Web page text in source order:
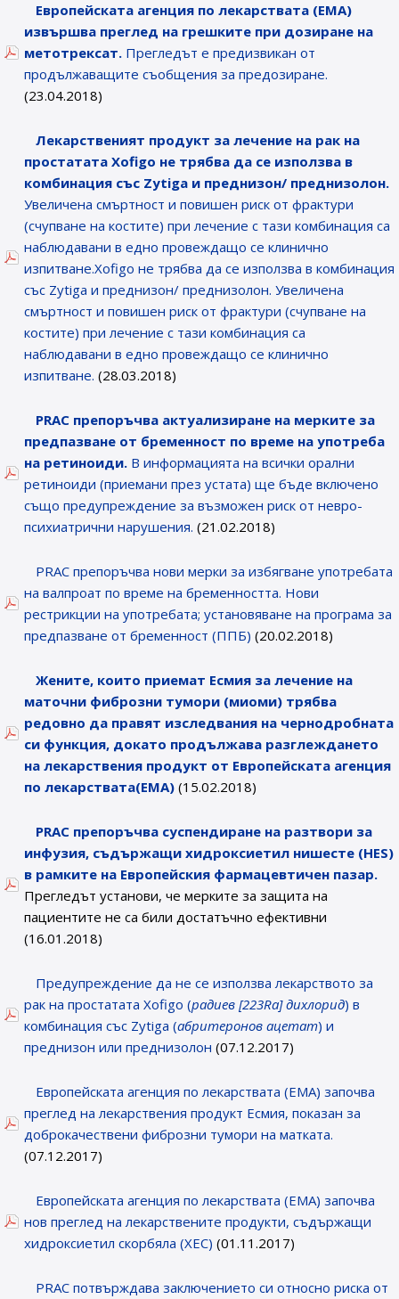
Eвропейската агенция по лекарствата (ЕМА)
извършва преглед на грешките при дозиране на
метотрексат. Прегледът е предизвикан от
продължаващите съобщения за предозиране.
(23.04.2018)
Лекарственият продукт за лечение на рак на
простатата Xofigo не трябва да се използва в
комбинация със Zytiga и преднизон/ преднизолон.
Увеличена смъртност и повишен риск от фрактури
(счупване на костите) при лечение с тази комбинация са
наблюдавани в едно провеждащо се клинично
изпитване.Xofigo не трябва да се използва в комбинация
със Zytiga и преднизон/ преднизолон. Увеличена
смъртност и повишен риск от фрактури (счупване на
костите) при лечение с тази комбинация са
наблюдавани в едно провеждащо се клинично
изпитване. (28.03.2018)
PRAC препоръчва актуализиране на мерките за
предпазване от бременност по време на употреба
на ретиноиди. В информацията на всички орални
ретиноиди (приемани през устата) ще бъде включено
също предупреждение за възможен риск от невро-
психиатрични нарушения. (21.02.2018)
PRAC препоръчва нови мерки за избягване употребата
на валпроат по време на бременността. Нови
рестрикции на употребата; установяване на програма за
предпазване от бременност (ППБ) (20.02.2018)
Жените, които приемат Есмия за лечение на
маточни фиброзни тумори (миоми) трябва
редовно да правят изследвания на чернодробната
си функция, докато продължава разглеждането
на лекарствения продукт от Европейската агенция
по лекарствата(ЕМА) (15.02.2018)
PRAC препоръчва суспендиране на разтвори за
инфузия, съдържащи хидроксиетил нишесте (HES)
в рамките на Европейския фармацевтичен пазар.
Прегледът установи, че мерките за защита на
пациентите не са били достатъчно ефективни
(16.01.2018)
Предупреждение да не се използва лекарството за
рак на простатата Xofigo (радиев [223Ra] дихлорид) в
комбинация със Zytiga (абритеронов ацетат) и
преднизон или преднизолон (07.12.2017)
Eвропейската агенция по лекарствата (ЕМА) започва
преглед на лекарствения продукт Есмия, показан за
доброкачествени фиброзни тумори на матката.
(07.12.2017)
Европейската агенция по лекарствата (ЕМА) започва
нов преглед на лекарствените продукти, съдържащи
хидроксиeтил скорбяла (ХЕС) (01.11.2017)
PRAC потвърждава заключението си относно риска от